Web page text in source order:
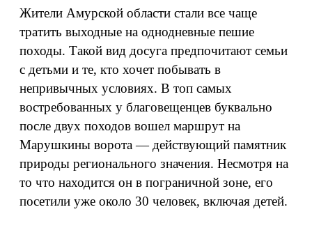
Жители Амурской области стали все чаще
тратить выходные на однодневные пешие
походы. Такой вид досуга предпочитают семьи
с детьми и те, кто хочет побывать в
непривычных условиях. В топ самых
востребованных у благовещенцев буквально
после двух походов вошел маршрут на
Марушкины ворота — действующий памятник
природы регионального значения. Несмотря на
то что находится он в пограничной зоне, его
посетили уже около 30 человек, включая детей.